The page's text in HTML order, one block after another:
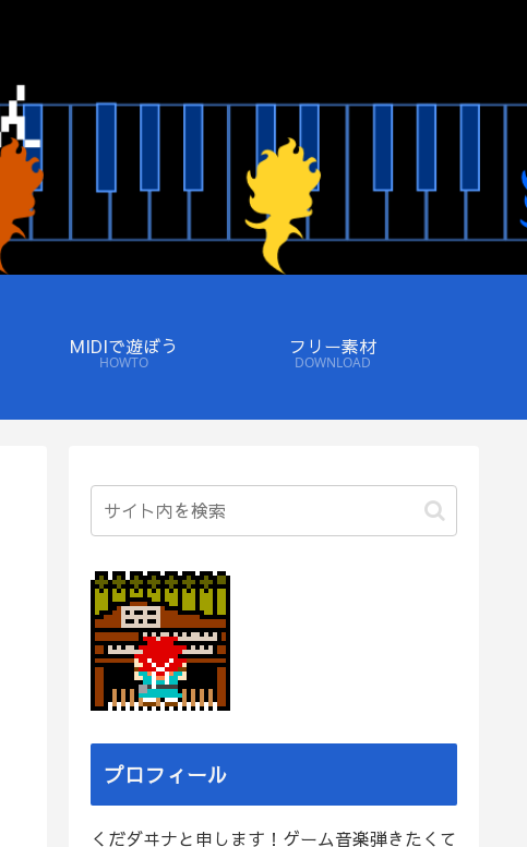
MIDIで遊ぼう
HOWTO
フリー素材
DOWNLOAD
プロフィール
くだダヰナと申します！ゲーム音楽弾きたくて